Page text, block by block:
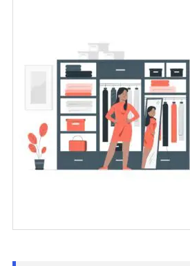
【5分でわかる】
7種類とビジネ